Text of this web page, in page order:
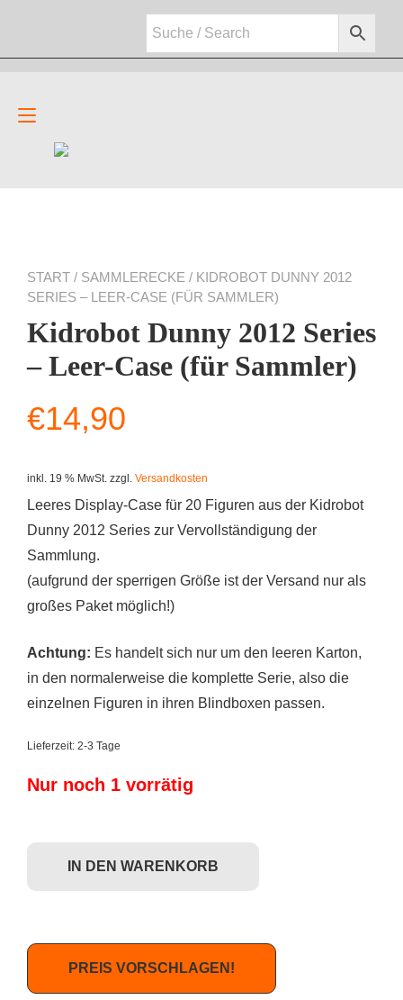
Navigation
umschalten
START / SAMMLERECKE / KIDROBOT DUNNY 2012
SERIES – LEER-CASE (FÜR SAMMLER)
Kidrobot Dunny 2012 Series
– Leer-Case (für Sammler)
€14,90
inkl. 19 % MwSt. zzgl. Versandkosten
Leeres Display-Case für 20 Figuren aus der Kidrobot
Dunny 2012 Series zur Vervollständigung der
Sammlung.
(aufgrund der sperrigen Größe ist der Versand nur als
großes Paket möglich!)
Achtung: Es handelt sich nur um den leeren Karton,
in den normalerweise die komplette Serie, also die
einzelnen Figuren in ihren Blindboxen passen.
Lieferzeit: 2-3 Tage
Nur noch 1 vorrätig
IN DEN WARENKORB
PREIS VORSCHLAGEN!